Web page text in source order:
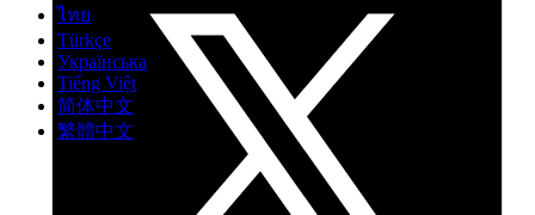
ไทย
Türkçe
Українська
Tiếng Việt
简体中文
繁體中文